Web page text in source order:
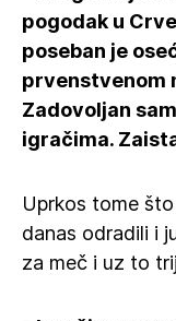
pogodak u
poseban je
prvenstvenom
Zadovoljan
igračima.
Uprkos tome
danas odradili i
za meč i uz to